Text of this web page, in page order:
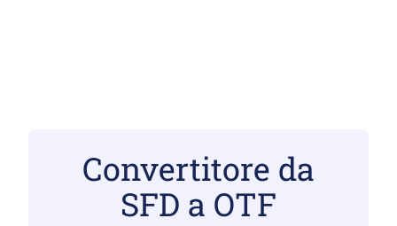
Convertitore da
SFD a OTF